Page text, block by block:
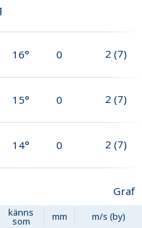
16° 0 2 (7)
15° 0 2 (7)
14° 0 2 (7)
Graf
känns
som mm m/s (by)